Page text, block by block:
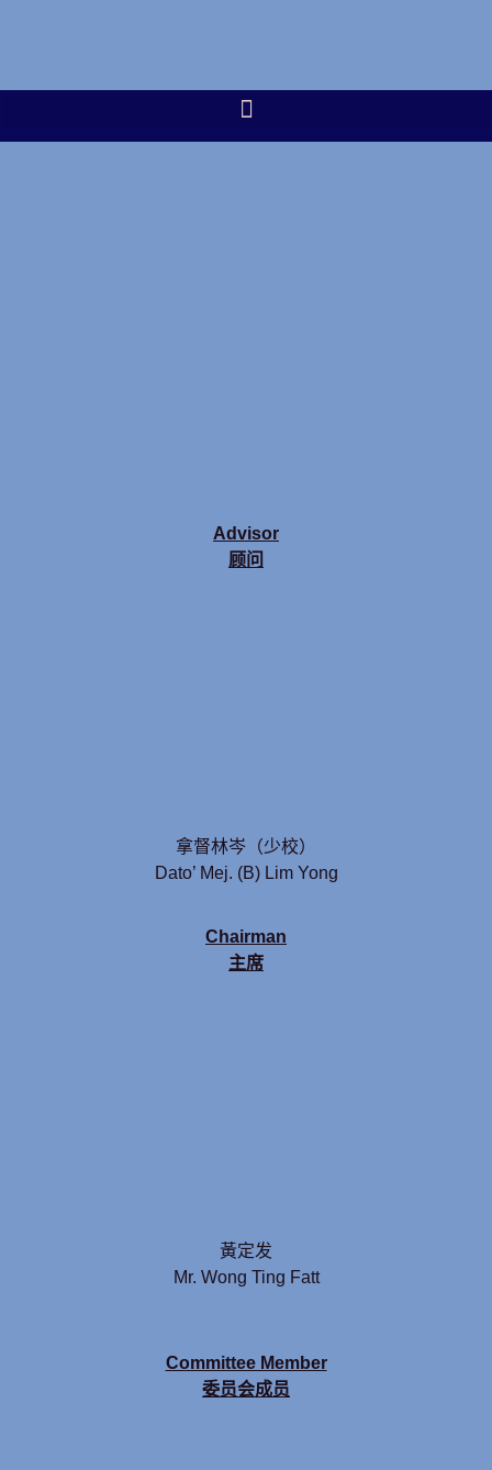
Advisor
顾问
拿督林岑（少校）
Dato’ Mej. (B) Lim Yong
Chairman
主席
黃定发
Mr. Wong Ting Fatt
Committee Member
委员会成员